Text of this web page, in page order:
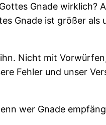
Gnade wirklich?
Gnade ist größer als
Nicht mit
Fehler und unser
wer Gnade